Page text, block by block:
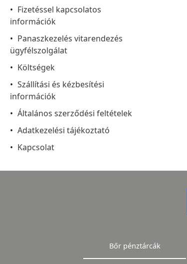
Fizetéssel kapcsolatos
információk
Panaszkezelés vitarendezés
ügyfélszolgálat
Költségek
Szállítási és kézbesítési
információk
Általános szerződési feltételek
Adatkezelési tájékoztató
Kapcsolat
Bőr pénztárcák